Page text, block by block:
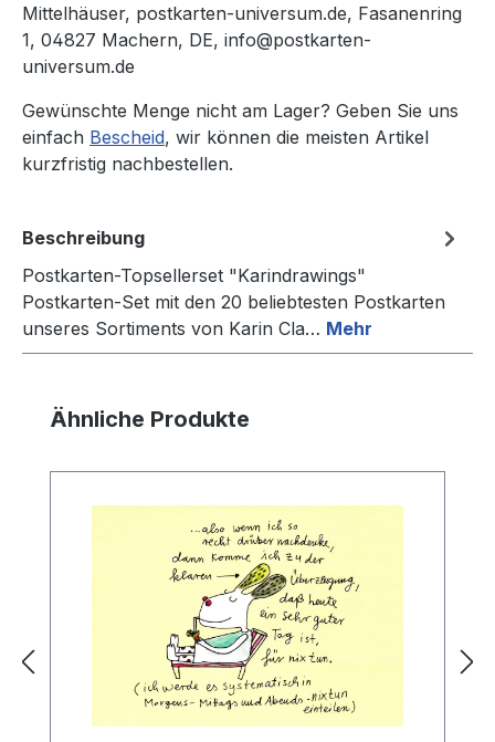
Mittelhäuser, postkarten-universum.de, Fasanenring
1, 04827 Machern, DE, info@postkarten-
universum.de
Gewünschte Menge nicht am Lager? Geben Sie uns
einfach Bescheid, wir können die meisten Artikel
kurzfristig nachbestellen.
Beschreibung
Postkarten-Topsellerset "Karindrawings"
Postkarten-Set mit den 20 beliebtesten Postkarten
unseres Sortiments von Karin Cla… Mehr
Produktgalerie überspringen
Ähnliche Produkte